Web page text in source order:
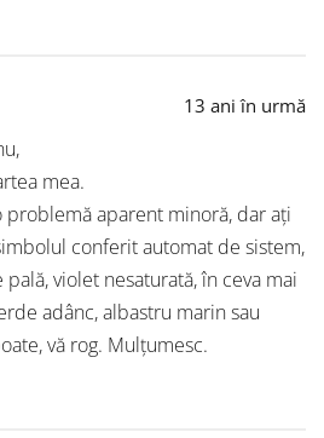
13 ani în urmă
mea.
problemă aparent minoră, dar ați
conferit automat de sistem,
violet nesaturată, în ceva mai
adânc, albastru marin sau
vă rog. Mulțumesc.